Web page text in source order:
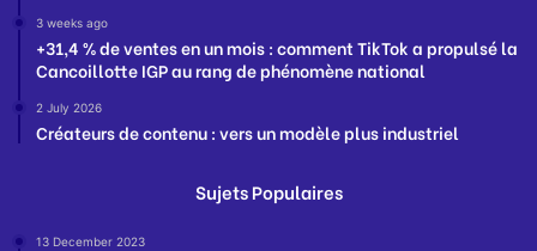
3 weeks ago
+31,4 % de ventes en un mois : comment TikTok a propulsé la
Cancoillotte IGP au rang de phénomène national
2 July 2026
Créateurs de contenu : vers un modèle plus industriel
Sujets Populaires
13 December 2023